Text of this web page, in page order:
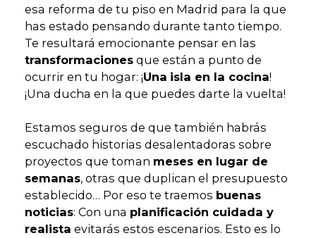
esa reforma de tu piso en Madrid para la que
has estado pensando durante tanto tiempo.
Te resultará emocionante pensar en las
transformaciones que están a punto de
ocurrir en tu hogar: ¡Una isla en la cocina!
¡Una ducha en la que puedes darte la vuelta!
Estamos seguros de que también habrás
escuchado historias desalentadoras sobre
proyectos que toman meses en lugar de
semanas, otras que duplican el presupuesto
establecido… Por eso te traemos buenas
noticias: Con una planificación cuidada y
realista evitarás estos escenarios. Esto es lo